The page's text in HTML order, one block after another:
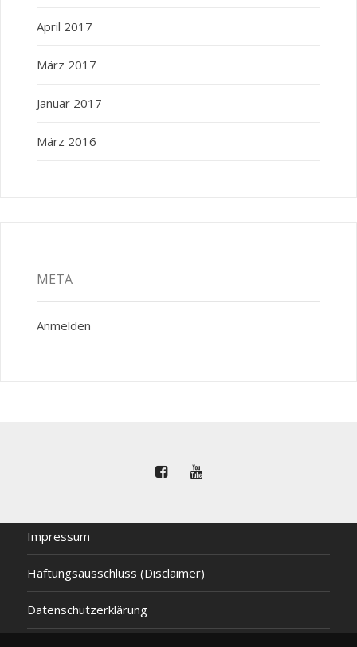
April 2017
März 2017
Januar 2017
März 2016
META
Anmelden
Impressum
Haftungsausschluss (Disclaimer)
Datenschutzerklärung